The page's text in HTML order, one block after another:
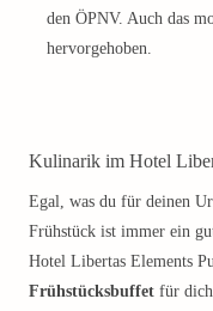
den ÖPNV. Auch das
hervorgehoben.
Kulinarik im Hotel
Egal, was du für deinen
Frühstück ist immer ein
Hotel Libertas Elements
Frühstücksbuffet für